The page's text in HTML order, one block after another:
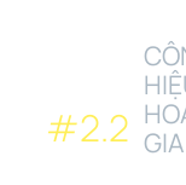
#2.2